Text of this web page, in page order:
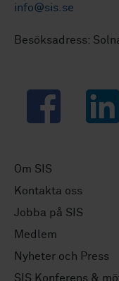
info@sis.se
Besöksadress:
Facebook
Om SIS
Kontakta oss
Jobba på SIS
Medlem
Nyheter och Press
SIS Konferens &